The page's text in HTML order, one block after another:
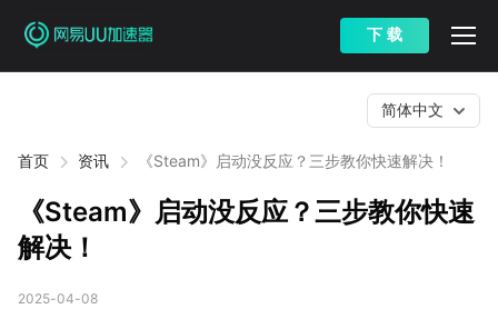
下 载
首页 资讯 《Steam》启动没反应？三步教你快速解决！
简体中文
《Steam》启动没反应？三步教你快速
解决！
2025-04-08